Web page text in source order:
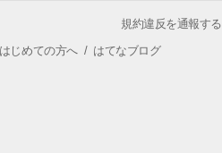
規約違反を通報する
はじめての方へ/ はてなブログ